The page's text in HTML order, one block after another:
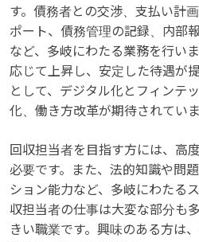
す。債務者との交渉、支払い計
ポート、債務管理の記録、内部
など、多岐にわたる業務を行い
応じて上昇し、安定した待遇が
として、デジタル化とフィンテ
化、働き方改革が期待されていま
回収担当者を目指す方には、高
必要です。また、法的知識や問
ション能力など、多岐にわたる
収担当者の仕事は大変な部分も
きい職業です。興味のある方は